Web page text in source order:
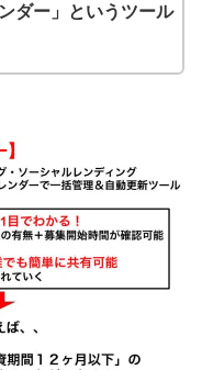
ダー」というツール